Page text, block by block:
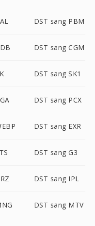
DST sang PBM
DST sang CGM
DST sang SK1
DST sang PCX
DST sang EXR
DST sang G3
DST sang IPL
DST sang MTV